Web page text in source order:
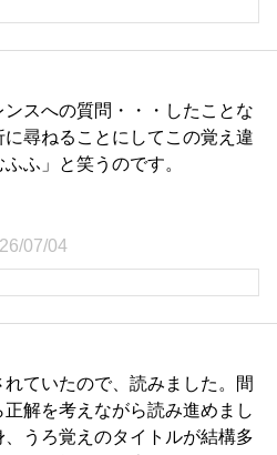
ンスへの質問・・・したことな
尋ねることにしてこの覚え違
ふ」と笑うのです。
07/04
ていたので、読みました。間
解を考えながら読み進めまし
うろ覚えのタイトルが結構多